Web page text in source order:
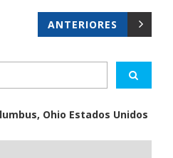
ANTERIORES
Ohio Estados Unidos